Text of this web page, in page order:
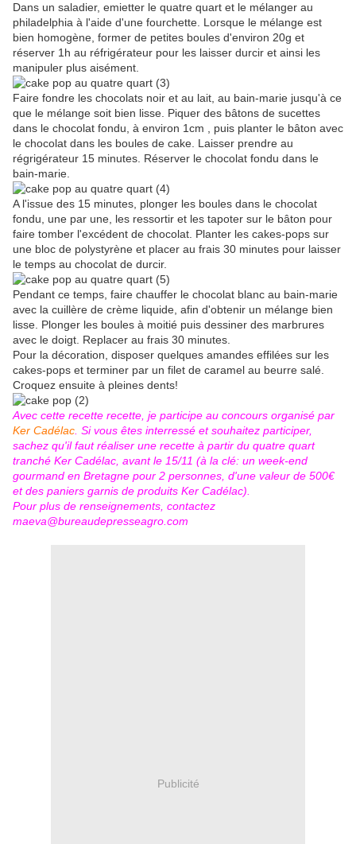
Dans un saladier, emietter le quatre quart et le mélanger au
philadelphia à l'aide d'une fourchette. Lorsque le mélange est
bien homogène, former de petites boules d'environ 20g et
réserver 1h au réfrigérateur pour les laisser durcir et ainsi les
manipuler plus aisément.
Faire fondre les chocolats noir et au lait, au bain-marie jusqu'à ce
que le mélange soit bien lisse. Piquer des bâtons de sucettes
dans le chocolat fondu, à environ 1cm , puis planter le bâton avec
le chocolat dans les boules de cake. Laisser prendre au
régrigérateur 15 minutes. Réserver le chocolat fondu dans le
bain-marie.
A l'issue des 15 minutes, plonger les boules dans le chocolat
fondu, une par une, les ressortir et les tapoter sur le bâton pour
faire tomber l'excédent de chocolat. Planter les cakes-pops sur
une bloc de polystyrène et placer au frais 30 minutes pour laisser
le temps au chocolat de durcir.
Pendant ce temps, faire chauffer le chocolat blanc au bain-marie
avec la cuillère de crème liquide, afin d'obtenir un mélange bien
lisse. Plonger les boules à moitié puis dessiner des marbrures
avec le doigt. Replacer au frais 30 minutes.
Pour la décoration, disposer quelques amandes effilées sur les
cakes-pops et terminer par un filet de caramel au beurre salé.
Croquez ensuite à pleines dents!
Avec cette recette recette, je participe au concours organisé par
Ker Cadélac . Si vous êtes interressé et souhaitez participer,
sachez qu'il faut réaliser une recette à partir du quatre quart
tranché Ker Cadélac, avant le 15/11 (à la clé: un week-end
gourmand en Bretagne pour 2 personnes, d'une valeur de 500€
et des paniers garnis de produits Ker Cadélac).
Pour plus de renseignements, contactez
maeva@bureaudepresseagro.com
Publicité